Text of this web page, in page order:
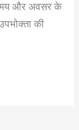
और अवसर के
की